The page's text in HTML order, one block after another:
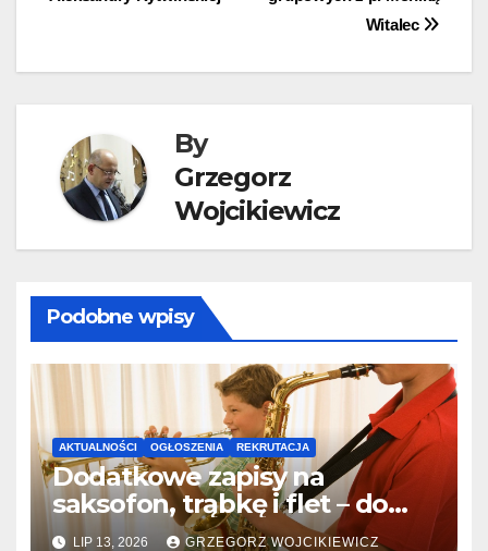
wpisu
Witalec
By
Grzegorz
Wojcikiewicz
Podobne wpisy
AKTUALNOŚCI OGŁOSZENIA REKRUTACJA
Dodatkowe zapisy na
saksofon, trąbkę i flet – do
31.07.2026
LIP 13, 2026 GRZEGORZ WOJCIKIEWICZ